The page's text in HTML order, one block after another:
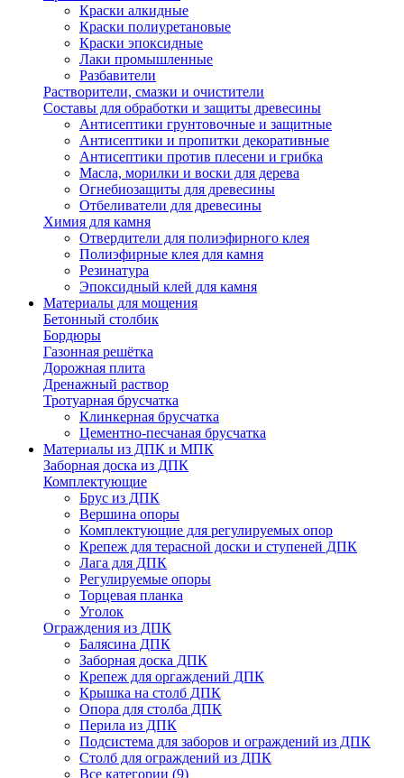
Краски алкидные
Краски полиуретановые
Краски эпоксидные
Лаки промышленные
Разбавители
Растворители, смазки и очистители
Составы для обработки и защиты древесины
Антисептики грунтовочные и защитные
Антисептики и пропитки декоративные
Антисептики против плесени и грибка
Масла, морилки и воски для дерева
Огнебиозащиты для древесины
Отбеливатели для древесины
Химия для камня
Отвердители для полиэфирного клея
Полиэфирные клея для камня
Резинатура
Эпоксидный клей для камня
Материалы для мощения
Бетонный столбик
Бордюры
Газонная решётка
Дорожная плита
Дренажный раствор
Тротуарная брусчатка
Клинкерная брусчатка
Цементно-песчаная брусчатка
Материалы из ДПК и МПК
Заборная доска из ДПК
Комплектующие
Брус из ДПК
Вершина опоры
Комплектующие для регулируемых опор
Крепеж для терасной доски и ступеней ДПК
Лага для ДПК
Регулируемые опоры
Торцевая планка
Уголок
Ограждения из ДПК
Балясина ДПК
Заборная доска ДПК
Крепеж для оргаждений ДПК
Крышка на столб ДПК
Опора для столба ДПК
Перила из ДПК
Подсистема для заборов и ограждений из ДПК
Столб для ограждений из ДПК
Все категории (9)